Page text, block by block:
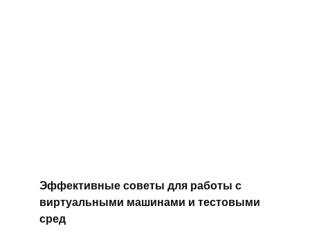
Эффективные советы для работы с
виртуальными машинами и тестовыми
сред